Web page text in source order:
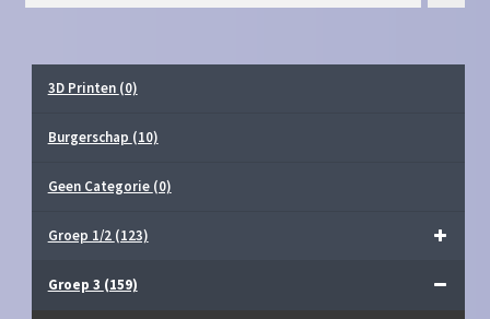
3D Printen (0)
Burgerschap (10)
Geen Categorie (0)
Groep 1/2 (123)
Groep 3 (159)